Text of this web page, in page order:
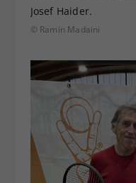
Josef Haider.
© Ramin Madaini